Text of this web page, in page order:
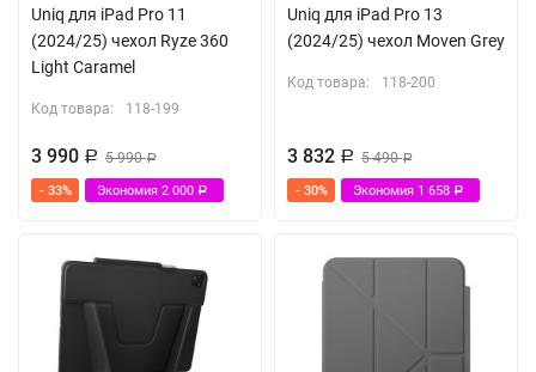
Uniq для iPad Pro 11
(2024/25) чехол Ryze 360
Light Caramel
Код товара: 118-199
3 990 Р 5 990Р
- 33% Экономия 2 000 Р
Uniq для iPad Pro 13
(2024/25) чехол Moven Grey
Код товара: 118-200
3 832 Р 5 490Р
- 30% Экономия 1 658 Р